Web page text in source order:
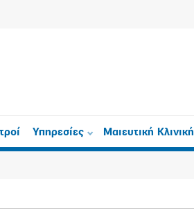
Υπηρεσίες Μαιευτική Κλινική